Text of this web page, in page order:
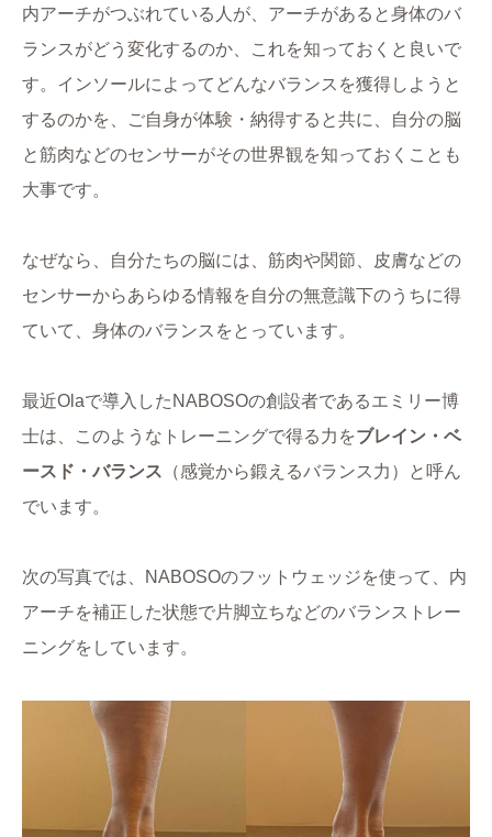
内アーチがつぶれている人が、アーチがあると身体のバ
ランスがどう変化するのか、これを知っておくと良いで
す。インソールによってどんなバランスを獲得しようと
するのかを、ご自身が体験・納得すると共に、自分の脳
と筋肉などのセンサーがその世界観を知っておくことも
大事です。
なぜなら、自分たちの脳には、筋肉や関節、皮膚などの
センサーからあらゆる情報を自分の無意識下のうちに得
ていて、身体のバランスをとっています。
最近Olaで導入したNABOSOの創設者であるエミリー博
士は、このようなトレーニングで得る力をブレイン・ベ
ースド・バランス （感覚から鍛えるバランス力）と呼ん
でいます。
次の写真では、NABOSOのフットウェッジを使って、内
アーチを補正した状態で片脚立ちなどのバランストレー
ニングをしています。